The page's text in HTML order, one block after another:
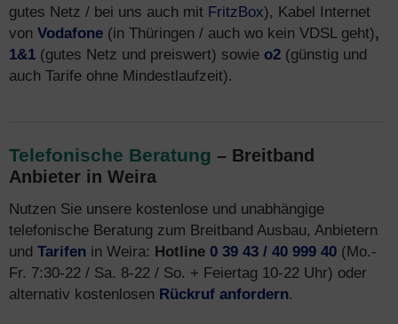
gutes Netz / bei uns auch mit FritzBox), Kabel Internet
von Vodafone (in Thüringen / auch wo kein VDSL geht),
1&1 (gutes Netz und preiswert) sowie o2 (günstig und
auch Tarife ohne Mindestlaufzeit).
Telefonische Beratung – Breitband
Anbieter in Weira
Nutzen Sie unsere kostenlose und unabhängige
telefonische Beratung zum Breitband Ausbau, Anbietern
und Tarifen in Weira: Hotline 0 39 43 / 40 999 40 (Mo.-
Fr. 7:30-22 / Sa. 8-22 / So. + Feiertag 10-22 Uhr) oder
alternativ kostenlosen Rückruf anfordern.